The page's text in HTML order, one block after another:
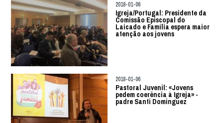
2018-01-06
Igreja/Portugal: Presidente da
Comissão Episcopal do
Laicado e Família espera maior
atenção aos jovens
2018-01-06
Pastoral Juvenil: «Jovens
pedem coerência à Igreja» -
padre Santi Dominguez